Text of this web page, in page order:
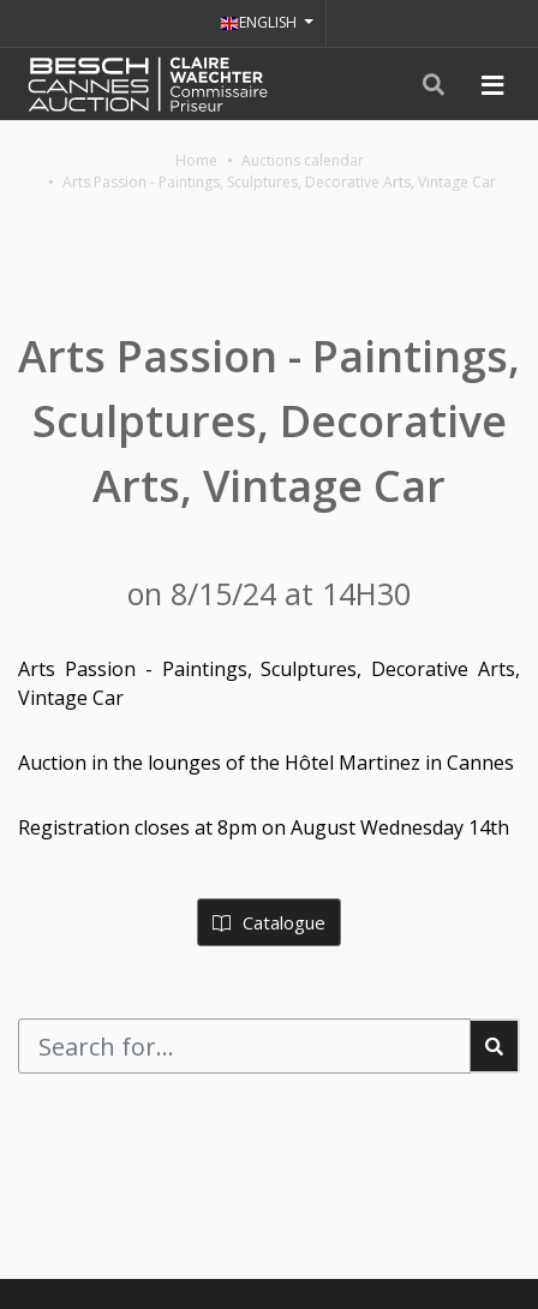
ENGLISH
Home
Auctions calendar
Arts Passion - Paintings, Sculptures, Decorative Arts, Vintage Car
Arts Passion - Paintings,
Sculptures, Decorative
Arts, Vintage Car
on 8/15/24 at 14H30
Arts Passion - Paintings, Sculptures, Decorative Arts,
Vintage Car
Auction in the lounges of the Hôtel Martinez in Cannes
Registration closes at 8pm on August Wednesday 14th
Catalogue